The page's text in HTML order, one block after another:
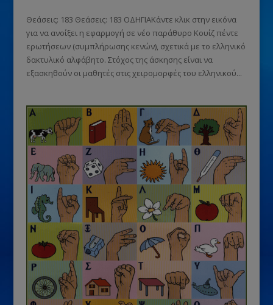
Θεάσεις: 183 Θεάσεις: 183 ΟΔΗΓΙΑΚάντε κλικ στην εικόνα
για να ανοίξει η εφαρμογή σε νέο παράθυρο Κουίζ πέντε
ερωτήσεων (συμπλήρωσης κενών), σχετικά με το ελληνικό
δακτυλικό αλφάβητο. Στόχος της άσκησης είναι να
εξασκηθούν οι μαθητές στις χειρομορφές του ελληνικού...